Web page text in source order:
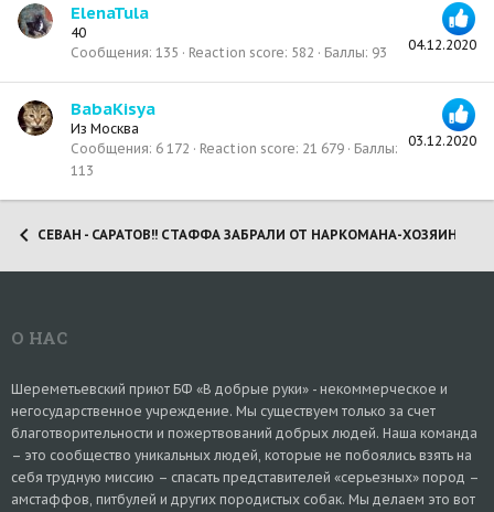
04.12.2020
ElenaTula
40
Сообщения 135 Reaction score 582 Баллы 93
03.12.2020
BabaKisya
Из Москва
Сообщения 6 172 Reaction score 21 679
Баллы
113
СЕВАН - САРАТОВ!! СТАФФА ЗАБРАЛИ ОТ НАРКОМАНА-ХОЗЯИНА!
О НАС
Шереметьевский приют БФ «В добрые руки» - некоммерческое и
негосударственное учреждение. Мы существуем только за счет
благотворительности и пожертвований добрых людей. Наша команда
– это сообщество уникальных людей, которые не побоялись взять на
себя трудную миссию – спасать представителей «серьезных» пород –
амстаффов, питбулей и других породистых собак. Мы делаем это вот